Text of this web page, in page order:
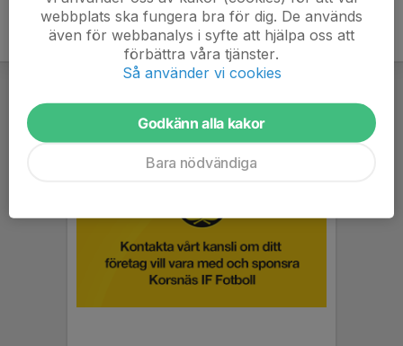
webbplats ska fungera bra för dig. De används
även för webbanalys i syfte att hjälpa oss att
förbättra våra tjänster.
Så använder vi cookies
Godkänn alla kakor
Bara nödvändiga